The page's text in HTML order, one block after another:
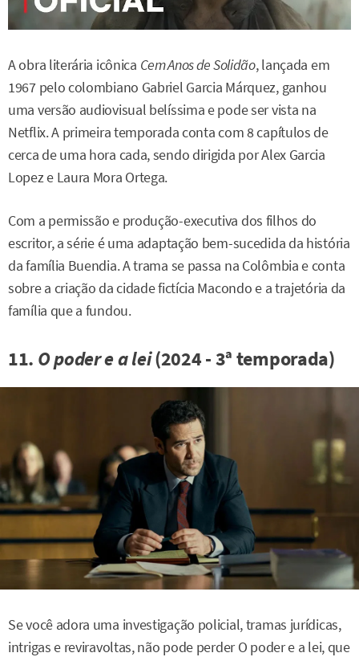
A obra literária icônica Cem Anos de Solidão, lançada em
1967 pelo colombiano Gabriel Garcia Márquez, ganhou
uma versão audiovisual belíssima e pode ser vista na
Netflix. A primeira temporada conta com 8 capítulos de
cerca de uma hora cada, sendo dirigida por Alex Garcia
Lopez e Laura Mora Ortega.
Com a permissão e produção-executiva dos filhos do
escritor, a série é uma adaptação bem-sucedida da história
da família Buendia. A trama se passa na Colômbia e conta
sobre a criação da cidade fictícia Macondo e a trajetória da
família que a fundou.
11. O poder e a lei(2024 - 3ª temporada)
Se você adora uma investigação policial, tramas jurídicas,
intrigas e reviravoltas, não pode perder O poder e a lei, que